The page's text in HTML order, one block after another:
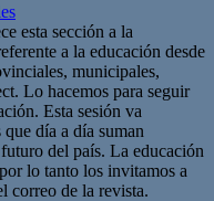
esta sección a la
a la educación desde
municipales,
Lo hacemos para seguir
Esta sesión va
que día a día suman
del país. La educación
lo tanto los invitamos a
correo de la revista.